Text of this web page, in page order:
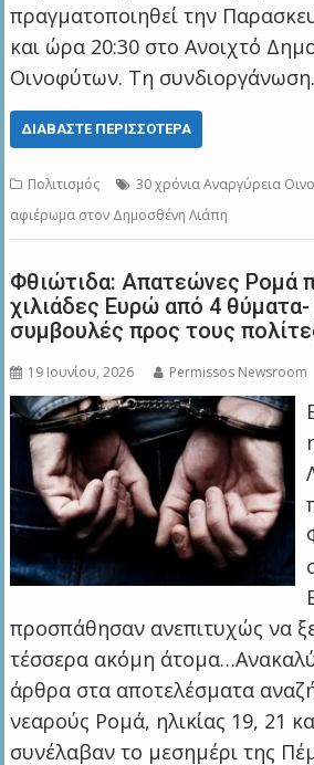
πραγματοποιηθεί την
και ώρα 20:30 στο Ανοιχτό
Οινοφύτων. Τη
ΔΙΑΒΆΣΤΕ ΠΕΡΙΣΣΌΤΕΡΑ
Πολιτισμός
30 χρόνια Αναργύρεια
αφιέρωμα στον Δημοσθένη Λιάπη
Φθιώτιδα: Απατεώνες Ρομά
χιλιάδες Ευρώ από 4
συμβουλές προς τους
19 Ιουνίου, 2026 Permissos Newsroom
προσπάθησαν ανεπιτυχώς να
τέσσερα ακόμη
άρθρα στα αποτελέσματα
νεαρούς Ρομά, ηλικίας 19, 21
συνέλαβαν το μεσημέρι της